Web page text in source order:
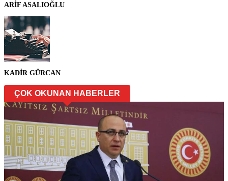
ARİF ASALIOĞLU
KADİR GÜRCAN
ÇOK OKUNAN HABERLER